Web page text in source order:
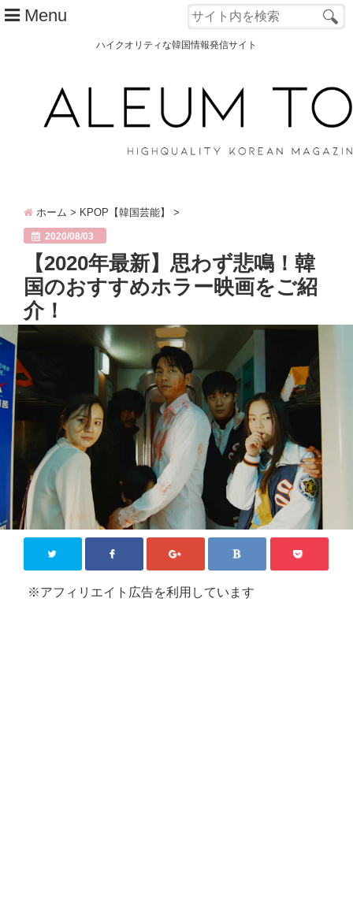
Menu
ALEUM TOWNとは？
韓国旅行
韓国 美容
オルチャン
KPOP【韓国芸能】
新大久保
その他
お問い合わせ
Close
ハイクオリティな韓国情報発信サイト
ホーム > KPOP【韓国芸能】 >
2020/08/03
【2020年最新】思わず悲鳴！韓
国のおすすめホラー映画をご紹
介！
※アフィリエイト広告を利用しています